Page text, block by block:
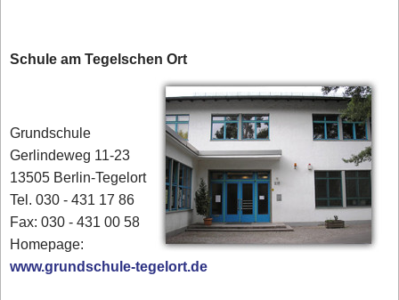
Schule am Tegelschen Ort
Grundschule
Gerlindeweg 11-23
13505 Berlin-Tegelort
Tel. 030 - 431 17 86‎
Fax: 030 - 431 00 58‎
Homepage:
www.grundschule-tegelort.de